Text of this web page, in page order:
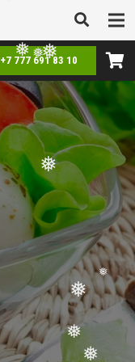
❅
❅
❅
❅ ❅
❅
❅
+7 777 691 83 10